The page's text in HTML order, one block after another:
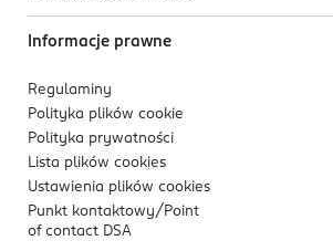
Informacje prawne
Regulaminy
Polityka plików cookie
Polityka prywatności
Lista plików cookies
Ustawienia plików cookies
Punkt kontaktowy/ Point
of contact DSA